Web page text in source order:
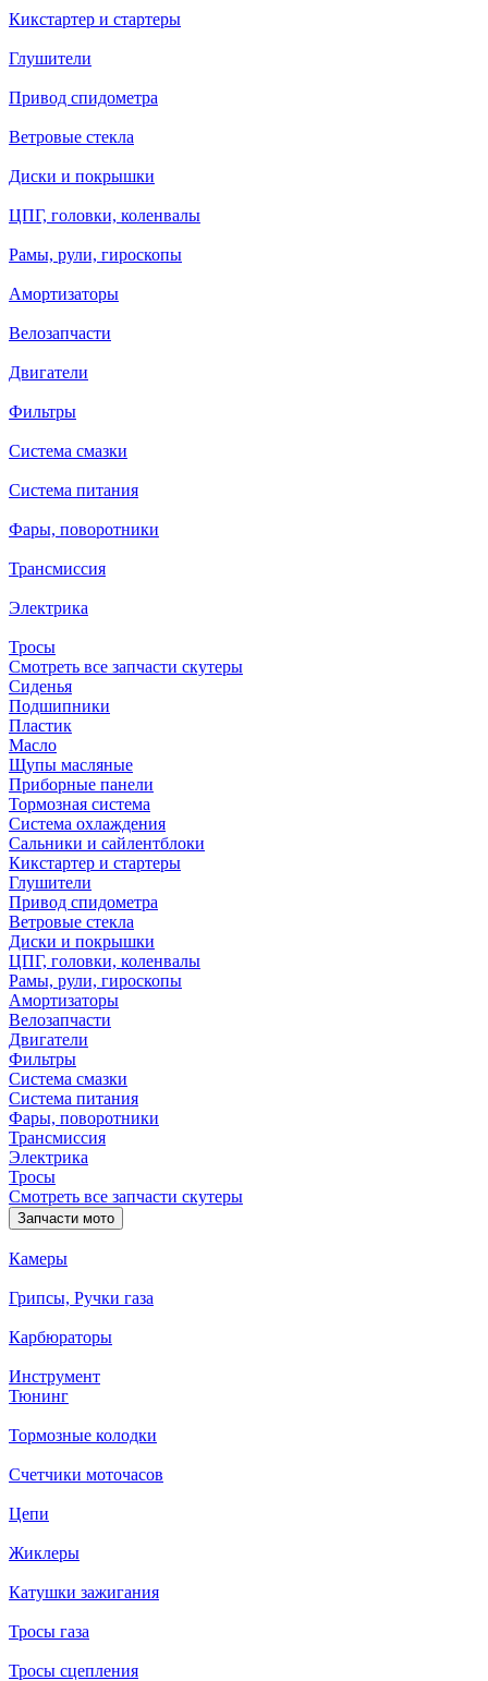
Кикстартер и стартеры
Глушители
Привод спидометра
Ветровые стекла
Диски и покрышки
ЦПГ, головки, коленвалы
Рамы, рули, гироскопы
Амортизаторы
Велозапчасти
Двигатели
Фильтры
Система смазки
Система питания
Фары, поворотники
Трансмиссия
Электрика
Тросы
Смотреть все запчасти скутеры
Сиденья
Подшипники
Пластик
Масло
Щупы масляные
Приборные панели
Тормозная система
Система охлаждения
Сальники и сайлентблоки
Кикстартер и стартеры
Глушители
Привод спидометра
Ветровые стекла
Диски и покрышки
ЦПГ, головки, коленвалы
Рамы, рули, гироскопы
Амортизаторы
Велозапчасти
Двигатели
Фильтры
Система смазки
Система питания
Фары, поворотники
Трансмиссия
Электрика
Тросы
Смотреть все запчасти скутеры
Запчасти мото
Камеры
Грипсы, Ручки газа
Карбюраторы
Инструмент
Тюнинг
Тормозные колодки
Счетчики моточасов
Цепи
Жиклеры
Катушки зажигания
Тросы газа
Тросы сцепления